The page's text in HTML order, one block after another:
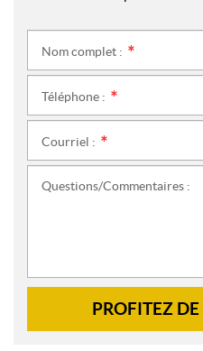
Nom complet :
Téléphone :
Courriel :
Questions/Commentaires :
PROFITEZ DE